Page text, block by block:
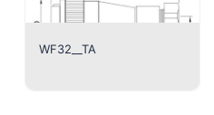
WF32__TA